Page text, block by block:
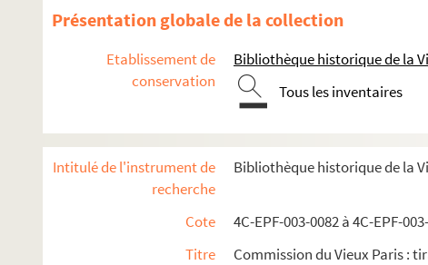
Présentation globale de la collection
Etablissement de
conservation
Bibliothèque historique de la
Tous les inventaires
Intitulé de l'instrument de
recherche
Bibliothèque historique de la
Cote
4C-EPF-003-0082 à 4C-EPF-
Titre
Commission du Vieux Paris :
Dossier n°100
Dossier n°102
Dossier n°105
Dossier n°106